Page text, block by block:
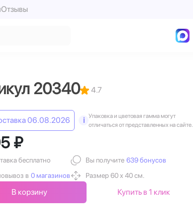
Отзывы
20340 4.7
06.08.2026 i
Упаковка и цветовая гамма могут
отличаться от представленных на сайте.
₽
бесплатно
в 0 магазинов
Вы получите 639 бонусов
Размер 60 х 40 см.
В корзину Купить в 1 клик